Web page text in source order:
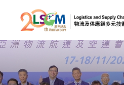
跳到內容（按回
A